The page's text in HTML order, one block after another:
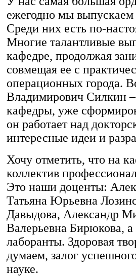
ежегодно мы выпускаем
Среди них есть по-
Многие талантливые
кафедре, продолжая
совмещая ее с
операционных города.
Владимирович Силкин
кафедры, уже
он работает над
интересные идеи и
Хочу отметить, что на
коллектив
Это наши доценты:
Татьяна Юрьевна
Давыдова, Александр
Валерьевна Бирюкова,
лаборанты. Здоровая
думаем, залог
науке.